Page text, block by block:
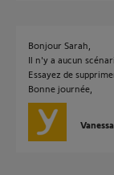
Bonjour Sarah,
Il n'y a aucun
Essayez de
Bonne journée,